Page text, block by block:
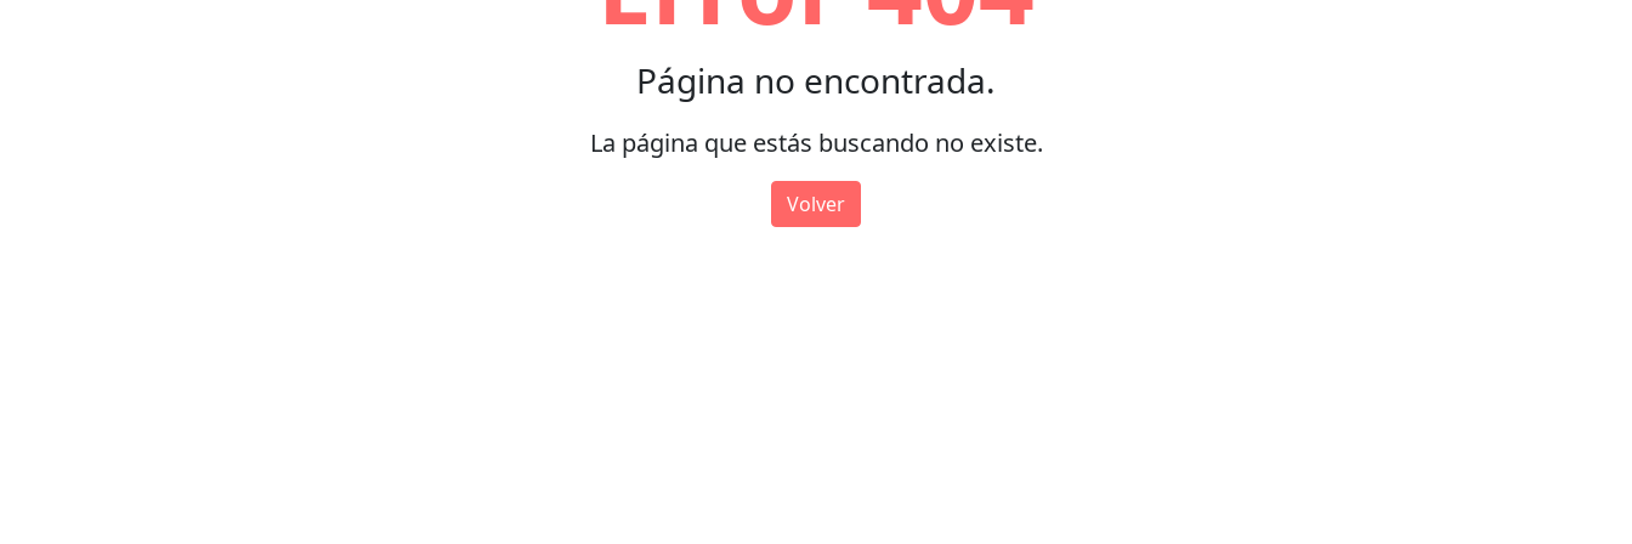
Página no encontrada.
La página que estás buscando no existe.
Volver